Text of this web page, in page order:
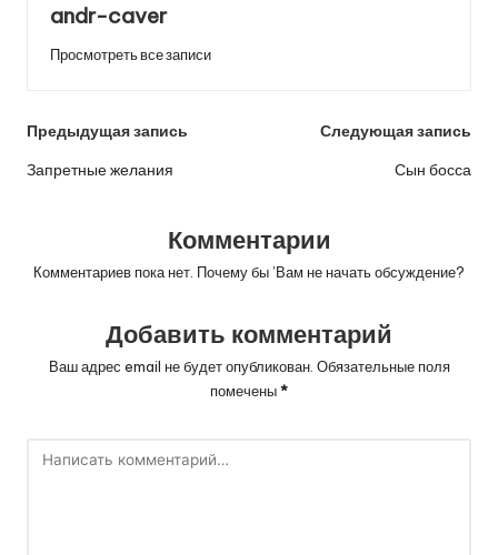
andr-caver
Просмотреть все записи
Навигация
по
Предыдущая запись
Запретные желания
Следующая запись
Сын босса
Комментарии
Комментариев пока нет. Почему бы ’Вам не начать обсуждение?
Добавить комментарий
Ваш адрес email не будет опубликован. Обязательные поля
помечены*